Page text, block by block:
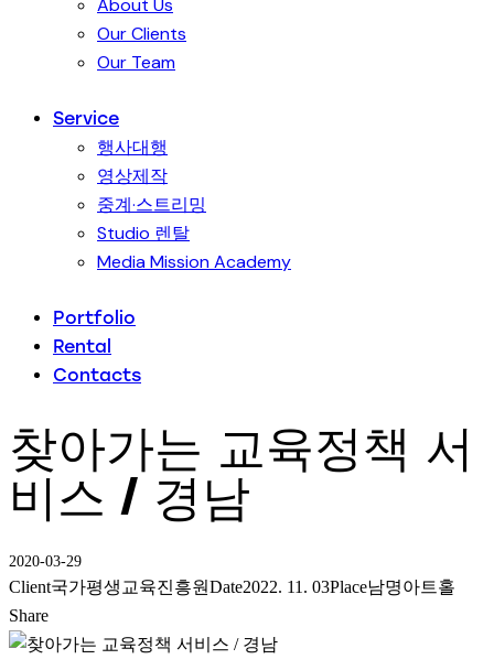
About Us
Our Clients
Our Team
Service
행사대행
영상제작
중계·스트리밍
Studio 렌탈
Media Mission Academy
Portfolio
Rental
Contacts
찾아가는 교육정책 서
비스 / 경남
2020-03-29
Client국가평생교육진흥원Date2022. 11. 03Place남명아트홀
Share